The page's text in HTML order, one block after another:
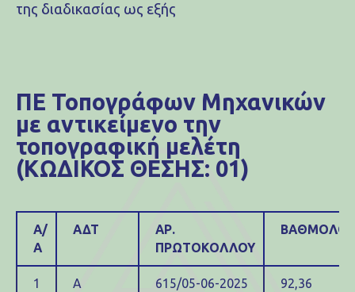
της διαδικασίας ως εξής
ΠΕ Τοπογράφων Μηχανικών
με αντικείμενο την
τοπογραφική μελέτη
(ΚΩΔΙΚΟΣ ΘΕΣΗΣ: 01)
Α/
Α
ΑΔΤ
ΑΡ.
ΠΡΩΤΟΚΟΛΛΟΥ
1
Α
615/05-06-2025 92,36